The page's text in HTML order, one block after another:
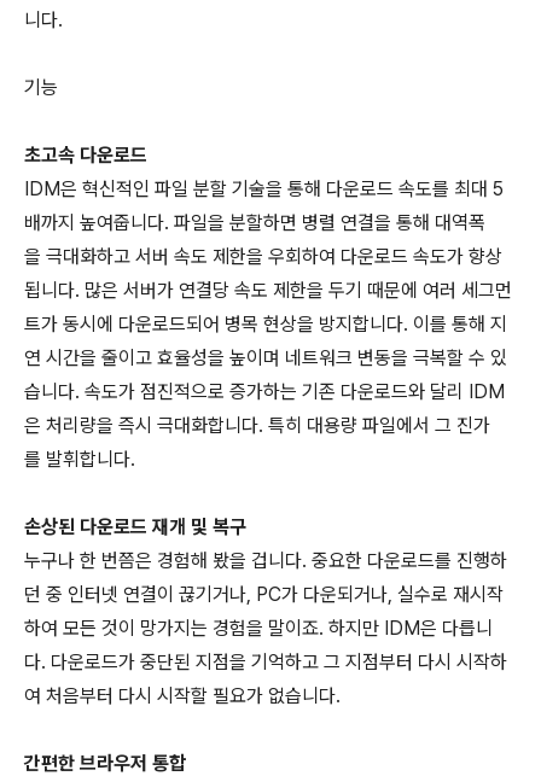
니다.
기능
초고속 다운로드
IDM은 혁신적인 파일 분할 기술을 통해 다운로드 속도를 최대 5
배까지 높여줍니다. 파일을 분할하면 병렬 연결을 통해 대역폭
을 극대화하고 서버 속도 제한을 우회하여 다운로드 속도가 향상
됩니다. 많은 서버가 연결당 속도 제한을 두기 때문에 여러 세그먼
트가 동시에 다운로드되어 병목 현상을 방지합니다. 이를 통해 지
연 시간을 줄이고 효율성을 높이며 네트워크 변동을 극복할 수 있
습니다. 속도가 점진적으로 증가하는 기존 다운로드와 달리 IDM
은 처리량을 즉시 극대화합니다. 특히 대용량 파일에서 그 진가
를 발휘합니다.
손상된 다운로드 재개 및 복구
누구나 한 번쯤은 경험해 봤을 겁니다. 중요한 다운로드를 진행하
던 중 인터넷 연결이 끊기거나, PC가 다운되거나, 실수로 재시작
하여 모든 것이 망가지는 경험을 말이죠. 하지만 IDM은 다릅니
다. 다운로드가 중단된 지점을 기억하고 그 지점부터 다시 시작하
여 처음부터 다시 시작할 필요가 없습니다.
간편한 브라우저 통합